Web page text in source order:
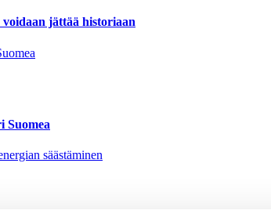
jättää historiaan
Suomea